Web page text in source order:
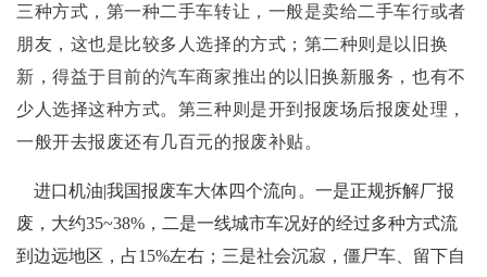
三种方式，第一种二手车转让，一般是卖给二手车行或者
朋友，这也是比较多人选择的方式；第二种则是以旧换
新，得益于目前的汽车商家推出的以旧换新服务，也有不
少人选择这种方式。第三种则是开到报废场后报废处理，
一般开去报废还有几百元的报废补贴。
进口机油|我国报废车大体四个流向。一是正规拆解厂报
废，大约35~38%，二是一线城市车况好的经过多种方式流
到边远地区，占15%左右；三是社会沉寂，僵尸车、留下自